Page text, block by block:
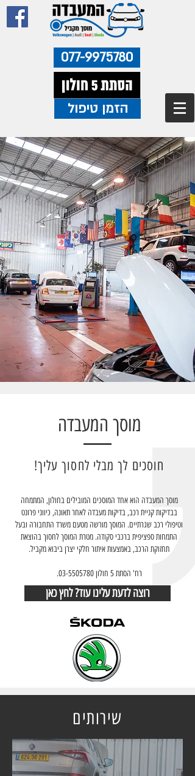
03-5505780
הזמן טיפול
077-9975780
מוסך המעבדה
חוסכים לך מבלי לחסוך עליך!
מוסך המעבדה הוא אחד המוסכים המובילים בחולון, המתמחה
בבדיקות קניית רכב, בדיקות מעבדה לאחר תאונה, כיווני פרונט
וטיפולי רכב שגרתיים. המוסך מורשה מטעם משרד התחבורה ובעל
התמחות ספציפית ברכבי סקודה. מטרת המוסך לחסוך בהוצאת
תחזוקת הרכב, באמצעות איתור חלקי יצרן ביבוא מקביל.
רח' הסתת 5 חולון 03-5505780
.
רוצה לדעת עלינו עוד? לחץ כאן
שירותים